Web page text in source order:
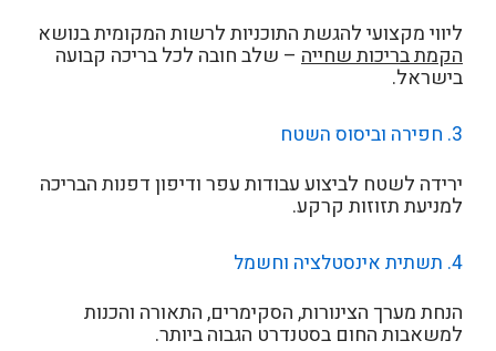
ליווי מקצועי להגשת התוכניות לרשות המקומית בנושא
הקמת בריכות שחייה – שלב חובה לכל בריכה קבועה
בישראל.
3. חפירה וביסוס השטח
ירידה לשטח לביצוע עבודות עפר ודיפון דפנות הבריכה
למניעת תזוזות קרקע.
4. תשתית אינסטלציה וחשמל
הנחת מערך הצינורות, הסקימרים, התאורה והכנות
למשאבות החום בסטנדרט הגבוה ביותר.